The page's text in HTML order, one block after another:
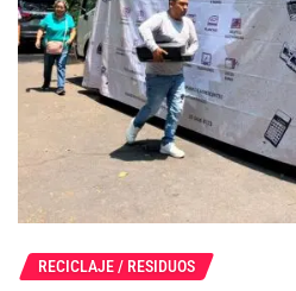
RECICLAJE / RESIDUOS